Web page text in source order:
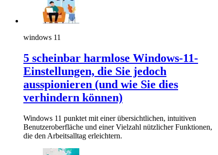
windows 11
5 scheinbar harmlose Windows-11-
Einstellungen, die Sie jedoch
ausspionieren (und wie Sie dies
verhindern können)
Windows 11 punktet mit einer übersichtlichen, intuitiven
Benutzeroberfläche und einer Vielzahl nützlicher Funktionen,
die den Arbeitsalltag erleichtern.